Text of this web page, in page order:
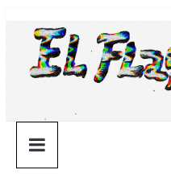
contenido
¯\_(ツ)_/
¯